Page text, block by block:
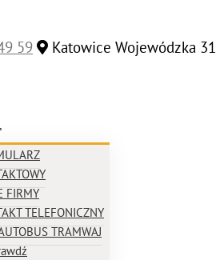
59 Katowice Wojewódzka 31
FIRMY
TELEFONICZNY
TRAMWAJ